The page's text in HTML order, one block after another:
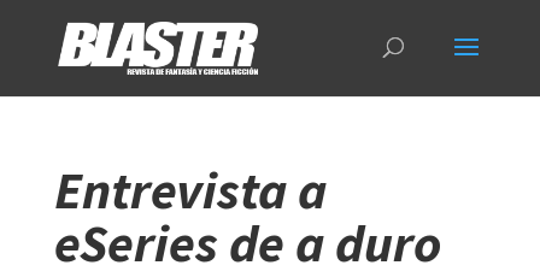
Entrevista a
eSeries de a duro